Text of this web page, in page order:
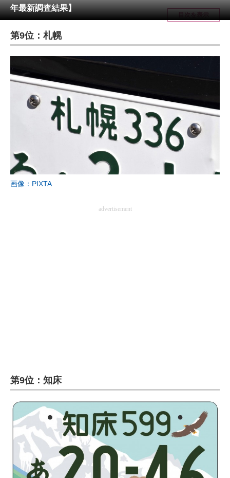
メディア
注目記事を集めた総合ページ
ITの今と未来を見通す
進化するPCとデバイスの未来
好きが集まる 比べて選べる
ビジネスと働き方のヒント
AI活用のいまが分かる
電子設計の基本と応用
建設×テクノロジーの最前線
ちょっと気になるネットの話題
年最新調査結果】
目次を表示
第9位：札幌
画像：PIXTA
advertisement
第9位：知床